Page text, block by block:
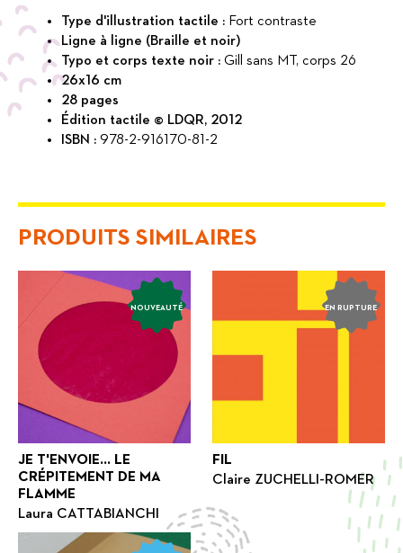
Type d'illustration tactile : Fort contraste
Ligne à ligne (Braille et noir)
Typo et corps texte noir : Gill sans MT, corps 26
26x16 cm
28 pages
Édition tactile © LDQR, 2012
ISBN : 978-2-916170-81-2
PRODUITS SIMILAIRES
JE T'ENVOIE... LE
CRÉPITEMENT DE MA
FLAMME
Laura CATTABIANCHI
NOUVEAUTÉ
FIL
Claire ZUCHELLI-ROMER
EN RUPTURE